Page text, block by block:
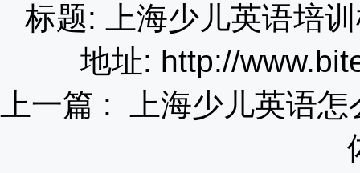
标题: 上海少儿英语培
地址: http://
上一篇 :
上海少儿英语